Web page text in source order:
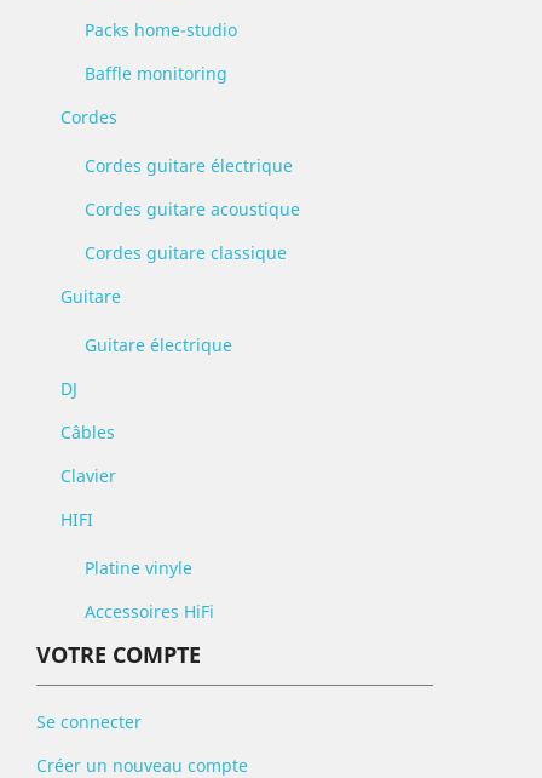
Packs home-studio
Baffle monitoring
Cordes
Cordes guitare électrique
Cordes guitare acoustique
Cordes guitare classique
Guitare
Guitare électrique
DJ
Câbles
Clavier
HIFI
Platine vinyle
Accessoires HiFi
VOTRE COMPTE
Se connecter
Créer un nouveau compte